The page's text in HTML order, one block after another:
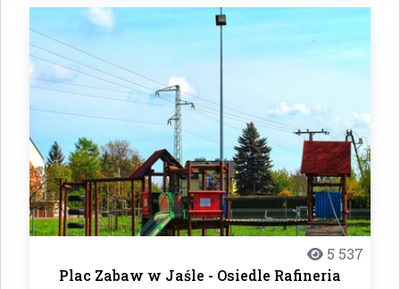
5 537
Plac Zabaw w Jaśle - Osiedle Rafineria